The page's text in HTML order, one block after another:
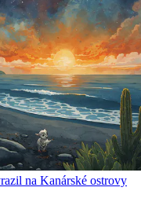
na Kanárské ostrovy